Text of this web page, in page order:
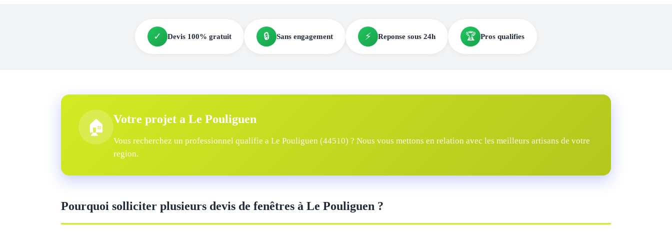
✓ Devis 100% gratuit 🔒 Sans engagement ⚡ Reponse sous 24h 🏆 Pros qualifies
🏠 Votre projet a Le Pouliguen
Vous recherchez un professionnel qualifie a Le Pouliguen (44510) ? Nous vous mettons en relation avec les meilleurs artisans de votre
region.
Pourquoi solliciter plusieurs devis de fenêtres à Le Pouliguen ?